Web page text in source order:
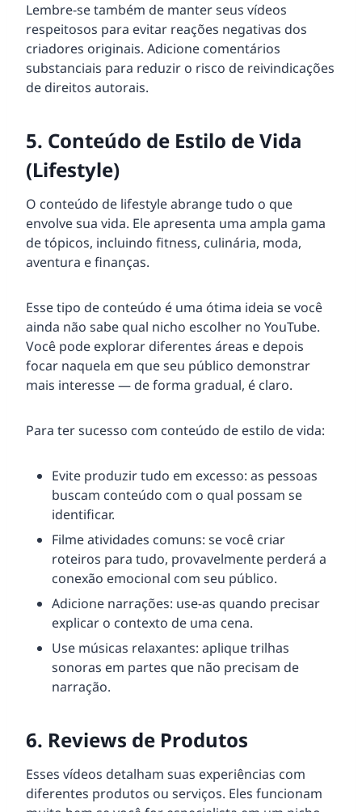
Lembre-se também de manter seus vídeos
respeitosos para evitar reações negativas dos
criadores originais. Adicione comentários
substanciais para reduzir o risco de reivindicações
de direitos autorais.
5. Conteúdo de Estilo de Vida
(Lifestyle)
O conteúdo de lifestyle abrange tudo o que
envolve sua vida. Ele apresenta uma ampla gama
de tópicos, incluindo fitness, culinária, moda,
aventura e finanças.
Esse tipo de conteúdo é uma ótima ideia se você
ainda não sabe qual nicho escolher no YouTube.
Você pode explorar diferentes áreas e depois
focar naquela em que seu público demonstrar
mais interesse — de forma gradual, é claro.
Para ter sucesso com conteúdo de estilo de vida:
Evite produzir tudo em excesso: as pessoas
buscam conteúdo com o qual possam se
identificar.
Filme atividades comuns: se você criar
roteiros para tudo, provavelmente perderá a
conexão emocional com seu público.
Adicione narrações: use-as quando precisar
explicar o contexto de uma cena.
Use músicas relaxantes: aplique trilhas
sonoras em partes que não precisam de
narração.
6. Reviews de Produtos
Esses vídeos detalham suas experiências com
diferentes produtos ou serviços. Eles funcionam